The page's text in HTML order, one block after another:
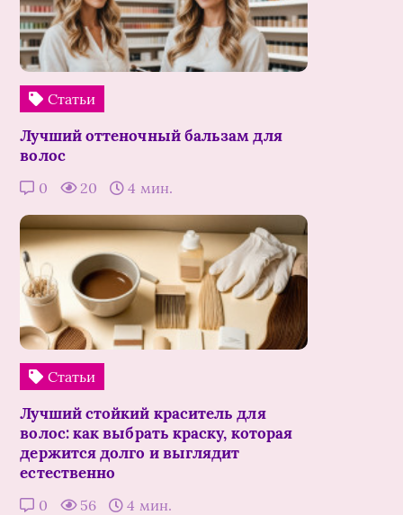
Статьи
Лучший оттеночный бальзам для
волос
0 20 4 мин.
Статьи
Лучший стойкий краситель для
волос: как выбрать краску, которая
держится долго и выглядит
естественно
0 56 4 мин.